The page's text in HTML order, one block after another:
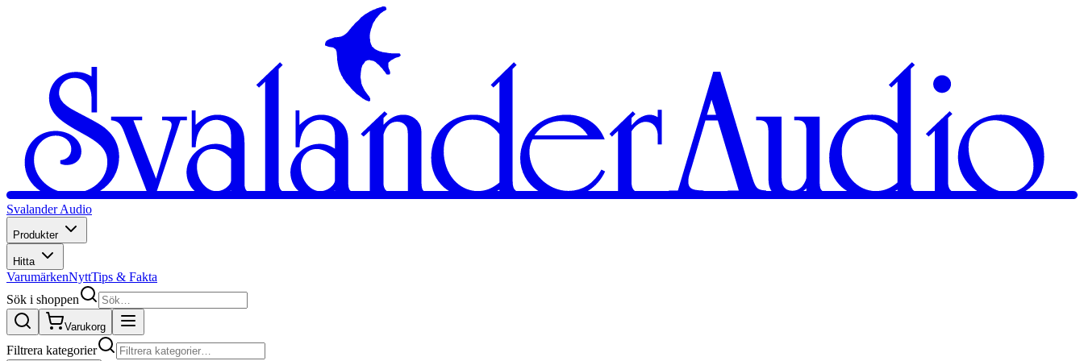
Svalander Audio
Produkter
Hitta
VarumärkenNyttTips & Fakta
Sök i shoppen
Varukorg
Filtrera kategorier